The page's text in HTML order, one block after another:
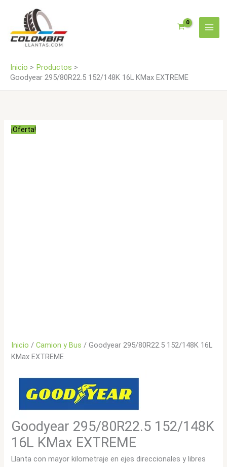
contenido
Inicio
Productos
Goodyear 295/80R22.5 152/148K 16L KMax EXTREME
¡Oferta!
Inicio /Camion y Bus / Goodyear 295/80R22.5 152/148K 16L
KMax EXTREME
Goodyear 295/80R22.5 152/148K
16L KMax EXTREME
Llanta con mayor kilometraje en ejes direccionales y libres
EXTREME
cantidad